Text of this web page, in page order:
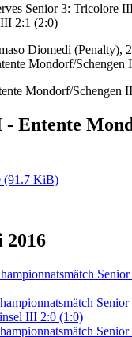
Senior 3: Tricolore
2:1 (2:0)
Diomedi (Penalty),
Mondorf/Schengen
Mondorf/Schengen
Entente
(91.7 KiB)
2016
III 2:0 (1:0)